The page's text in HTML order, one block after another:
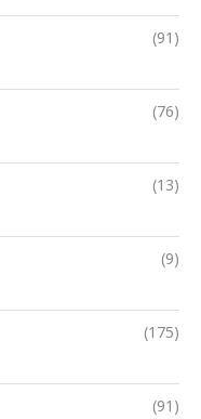
(91)
(76)
(13)
(9)
(175)
(91)